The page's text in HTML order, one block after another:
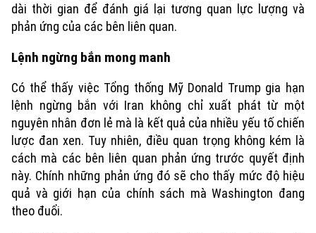
dài thời gian để đánh giá lại tương quan lực lượng và
phản ứng của các bên liên quan.
Lệnh ngừng bắn mong manh
Có thể thấy việc Tổng thống Mỹ Donald Trump gia hạn
lệnh ngừng bắn với Iran không chỉ xuất phát từ một
nguyên nhân đơn lẻ mà là kết quả của nhiều yếu tố chiến
lược đan xen. Tuy nhiên, điều quan trọng không kém là
cách mà các bên liên quan phản ứng trước quyết định
này. Chính những phản ứng đó sẽ cho thấy mức độ hiệu
quả và giới hạn của chính sách mà Washington đang
theo đuổi.